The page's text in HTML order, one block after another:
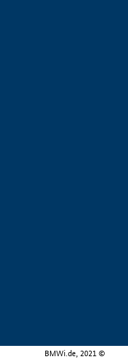
BMWi.de, 2021 ©